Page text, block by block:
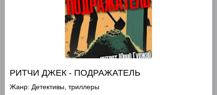
РИТЧИ ДЖЕК - ПОДРАЖАТЕЛЬ
Жанр: Детективы, триллеры